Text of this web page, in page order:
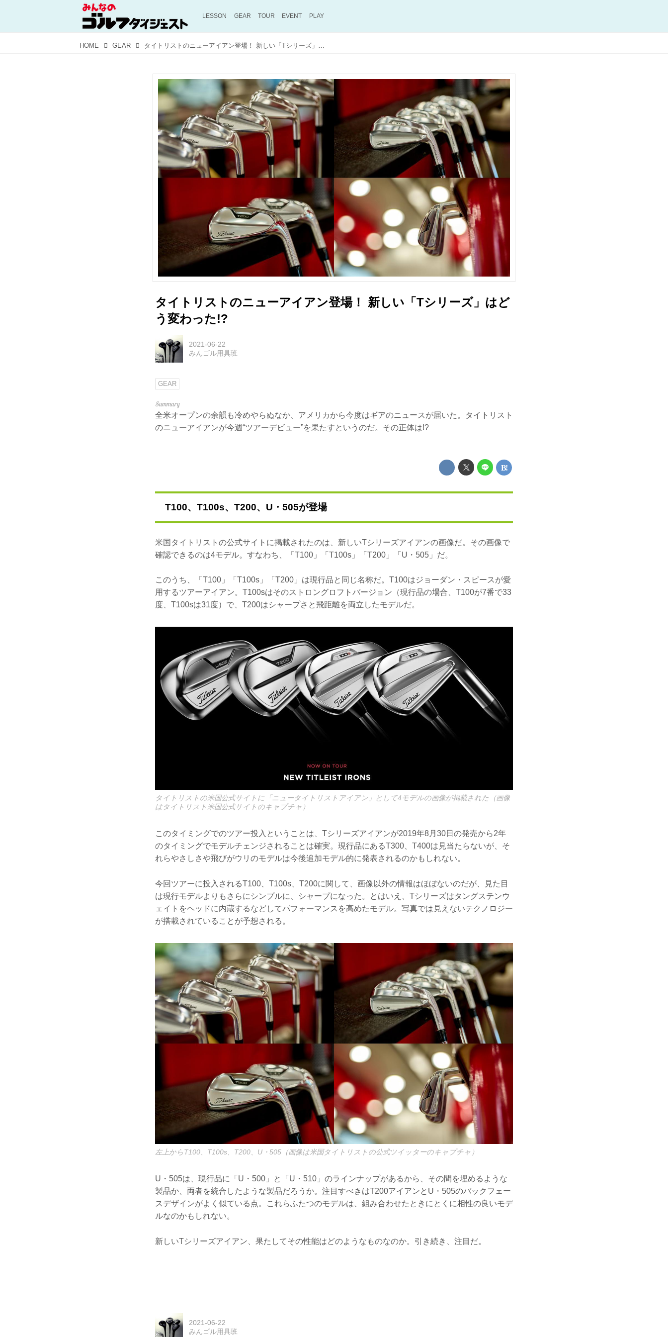
LESSON GEAR TOUR EVENT PLAY
HOME GEAR タイトリストのニューアイアン登場！ 新しい「Tシリーズ」はどう変わった!?
タイトリストのニューアイアン登場！ 新しい「Tシリーズ」はど
う変わった!?
2021-06-22
みんゴル用具班
GEAR
全米オープンの余韻も冷めやらぬなか、アメリカから今度はギアのニュースが届いた。タイトリスト
のニューアイアンが今週“ツアーデビュー”を果たすというのだ。その正体は!?
T100、T100s、T200、U・505が登場
米国タイトリストの公式サイトに掲載されたのは、新しいTシリーズアイアンの画像だ。その画像で
確認できるのは4モデル。すなわち、「T100」「T100s」「T200」「U・505」だ。
このうち、「T100」「T100s」「T200」は現行品と同じ名称だ。T100はジョーダン・スピースが愛
用するツアーアイアン。T100sはそのストロングロフトバージョン（現行品の場合、T100が7番で33
度、T100sは31度）で、T200はシャープさと飛距離を両立したモデルだ。
タイトリストの米国公式サイトに「ニュータイトリストアイアン」として4モデルの画像が掲載された（画像
はタイトリスト米国公式サイトのキャプチャ）
このタイミングでのツアー投入ということは、Tシリーズアイアンが2019年8月30日の発売から2年
のタイミングでモデルチェンジされることは確実。現行品にあるT300、T400は見当たらないが、そ
れらやさしさや飛びがウリのモデルは今後追加モデル的に発表されるのかもしれない。
今回ツアーに投入されるT100、T100s、T200に関して、画像以外の情報はほぼないのだが、見た目
は現行モデルよりもさらにシンプルに、シャープになった。とはいえ、Tシリーズはタングステンウ
ェイトをヘッドに内蔵するなどしてパフォーマンスを高めたモデル。写真では見えないテクノロジー
が搭載されていることが予想される。
左上からT100、T100s、T200、U・505（画像は米国タイトリストの公式ツイッターのキャプチャ）
U・505は、現行品に「U・500」と「U・510」のラインナップがあるから、その間を埋めるような
製品か、両者を統合したような製品だろうか。注目すべきはT200アイアンとU・505のバックフェー
スデザインがよく似ている点。これらふたつのモデルは、組み合わせたときにとくに相性の良いモデ
ルなのかもしれない。
新しいTシリーズアイアン、果たしてその性能はどのようなものなのか。引き続き、注目だ。
2021-06-22
みんゴル用具班